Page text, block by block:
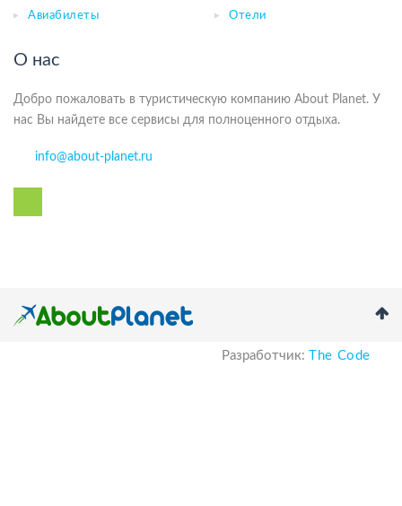
Авиабилеты Отели
О нас
Добро пожаловать в туристическую компанию About Planet. У
нас Вы найдете все сервисы для полноценного отдыха.
info@about-planet.ru
Разработчик: The Code